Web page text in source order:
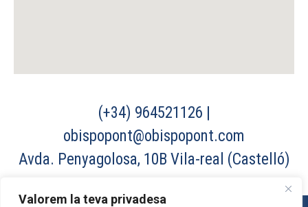
Valorem la teva privadesa
(+34) 964521126 |
obispopont@obispopont.com
Avda. Penyagolosa, 10B Vila-real (Castelló)